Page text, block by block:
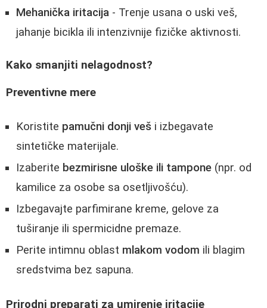
Mehanička iritacija - Trenje usana o uski veš,
jahanje bicikla ili intenzivnije fizičke aktivnosti.
Kako smanjiti nelagodnost?
Preventivne mere
Koristite pamučni donji veš i izbegavate
sintetičke materijale.
Izaberite bezmirisne uloške ili tampone (npr. od
kamilice za osobe sa osetljivošću).
Izbegavajte parfimirane kreme, gelove za
tuširanje ili spermicidne premaze.
Perite intimnu oblast mlakom vodom ili blagim
sredstvima bez sapuna.
Prirodni preparati za umirenje iritacije